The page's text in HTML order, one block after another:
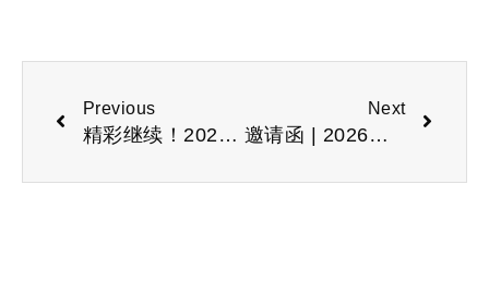
Previous
精彩继续！2026高交会·第二十八届中国国际高新技术成果交易会
Next
邀请函 | 2026第二届杭州国际人形机器人与机器人技术展览会